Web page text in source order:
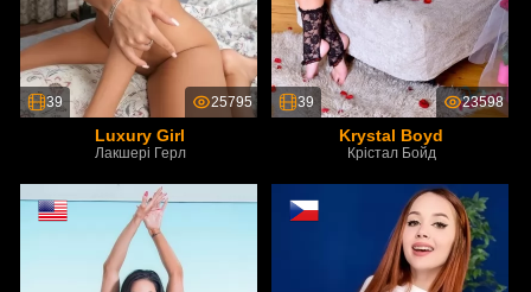
39 25795
Luxury Girl
Лакшері Герл
39 23598
Krystal Boyd
Крістал Бойд